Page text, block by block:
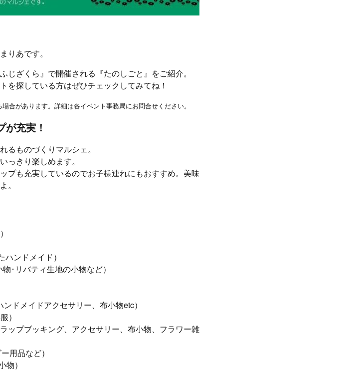
りあです。
ざくら』で開催される『たのしごと』をご紹介。
を探している方はぜひチェックしてみてね！
合があります。詳細は各イベント事務局にお問合せください。
充実！
るものづくりマルシェ。
っきり楽しめます。
プも充実しているのでお子様連れにもおすすめ。美味
。
ンドメイド）
･リバティ生地の小物など）
ドメイドアクセサリー、布小物etc）
）
ップブッキング、アクセサリー、布小物、フラワー雑
用品など）
）